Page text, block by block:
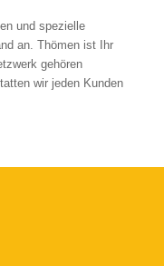
und spezielle
an. Thömen ist Ihr
gehören
wir jeden Kunden